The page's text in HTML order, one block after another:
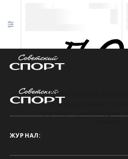
Техническая
Произошла ошибка.
ЖУРНАЛ: